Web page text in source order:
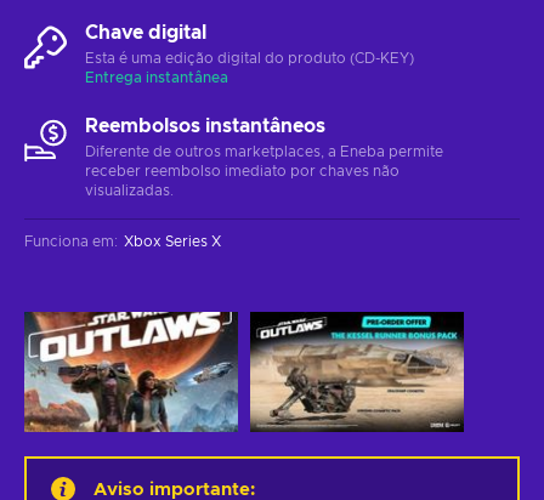
Chave digital
Esta é uma edição digital do produto (CD-KEY)
Entrega instantânea
Reembolsos instantâneos
Diferente de outros marketplaces, a Eneba permite
receber reembolso imediato por chaves não
visualizadas.
Funciona em: Xbox Series X
Aviso importante: